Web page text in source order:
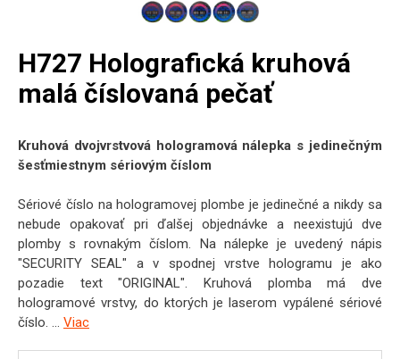
H727 Holografická kruhová
malá číslovaná pečať
Kruhová dvojvrstvová hologramová nálepka s jedinečným
šesťmiestnym sériovým číslom
Sériové číslo na hologramovej plombe je jedinečné a nikdy sa
nebude opakovať pri ďalšej objednávke a neexistujú dve
plomby s rovnakým číslom. Na nálepke je uvedený nápis
"SECURITY SEAL" a v spodnej vrstve hologramu je ako
pozadie text "ORIGINAL". Kruhová plomba má dve
hologramové vrstvy, do ktorých je laserom vypálené sériové
číslo. ... Viac